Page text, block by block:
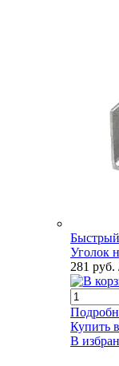
Уголок
281 руб.
Купить
В